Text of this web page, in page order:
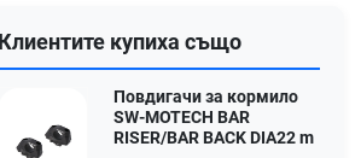
Клиентите купиха също
Повдигачи за кормило
SW-MOTECH BAR
RISER/BAR BACK DIA22 m